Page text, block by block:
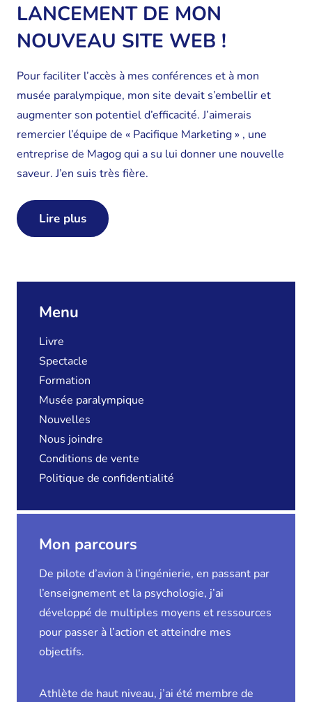
LANCEMENT DE MON
NOUVEAU SITE WEB !
Pour faciliter l’accès à mes conférences et à mon
musée paralympique, mon site devait s’embellir et
augmenter son potentiel d’efficacité. J’aimerais
remercier l’équipe de « Pacifique Marketing » , une
entreprise de Magog qui a su lui donner une nouvelle
saveur. J’en suis très fière.
Lire plus
Menu
Livre
Spectacle
Formation
Musée paralympique
Nouvelles
Nous joindre
Conditions de vente
Politique de confidentialité
Mon parcours
De pilote d’avion à l’ingénierie, en passant par
l’enseignement et la psychologie, j’ai
développé de multiples moyens et ressources
pour passer à l’action et atteindre mes
objectifs.
Athlète de haut niveau, j’ai été membre de